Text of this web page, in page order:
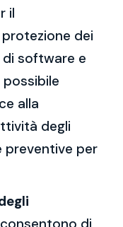
il
dei
di software e
alla
degli
preventive per